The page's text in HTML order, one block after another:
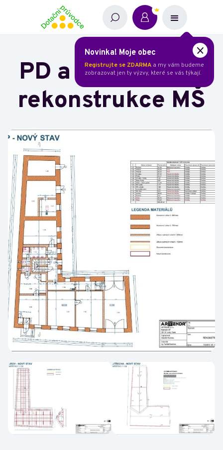
Novinka! Moje obec
Registrujte se ZDARMA a my vám budeme
zobrazovat jen ty výzvy, které se vás týkají.
PD a inženýring:
rekonstrukce MŠ